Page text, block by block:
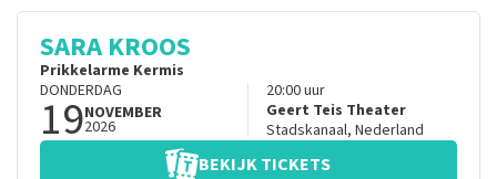
SARA KROOS
Prikkelarme Kermis
DONDERDAG
19NOVEMBER
2026
20:00uur
Geert Teis Theater
Stadskanaal, Nederland
BEKIJK TICKETS